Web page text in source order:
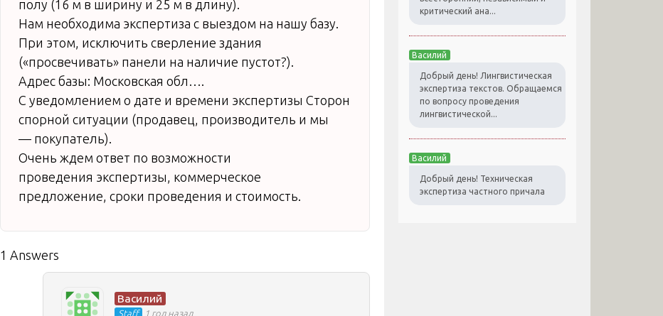
полу (16 м в ширину и 25 м в длину).
Нам необходима экспертиза с выездом на нашу базу.
При этом, исключить сверление здания
(«просвечивать» панели на наличие пустот?).
Адрес базы: Московская обл….
С уведомлением о дате и времени экспертизы Сторон
спорной ситуации (продавец, производитель и мы
— покупатель).
Очень ждем ответ по возможности
проведения экспертизы, коммерческое
предложение, сроки проведения и стоимость.
1 Answers
Василий
Staff 1 год назад
критический ана...
Василий
Добрый день! Лингвистическая
экспертиза текстов. Обращаемся
по вопросу проведения
лингвистической...
Василий
Добрый день! Техническая
экспертиза частного причала